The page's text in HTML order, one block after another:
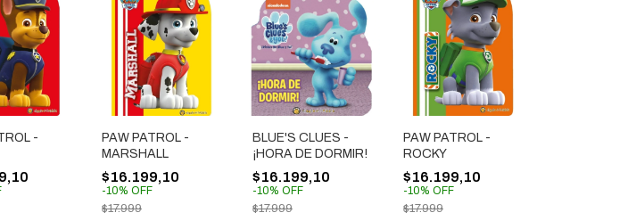
-
PAW PATROL -
MARSHALL
$16.199,10
-10% OFF
$17.999
BLUE'S CLUES -
¡HORA DE DORMIR!
$16.199,10
-10% OFF
$17.999
PAW PATROL -
ROCKY
$16.199,10
-10% OFF
$17.999